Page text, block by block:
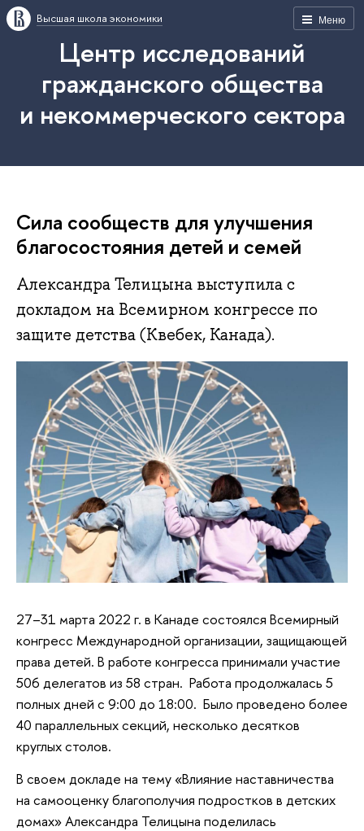
Меню
Высшая школа экономики
Центр исследований
гражданского общества
и некоммерческого сектора
Сила сообществ для улучшения
благосостояния детей и семей
Александра Телицына выступила с
докладом на Всемирном конгрессе по
защите детства (Квебек, Канада).
27–31 марта 2022 г. в Канаде состоялся Всемирный
конгресс Международной организации, защищающей
права детей. В работе конгресса принимали участие
506 делегатов из 58 стран. Работа продолжалась 5
полных дней с 9:00 до 18:00. Было проведено более
40 параллельных секций, несколько десятков
круглых столов.
В своем докладе на тему «Влияние наставничества
на самооценку благополучия подростков в детских
домах» Александра Телицына поделилась